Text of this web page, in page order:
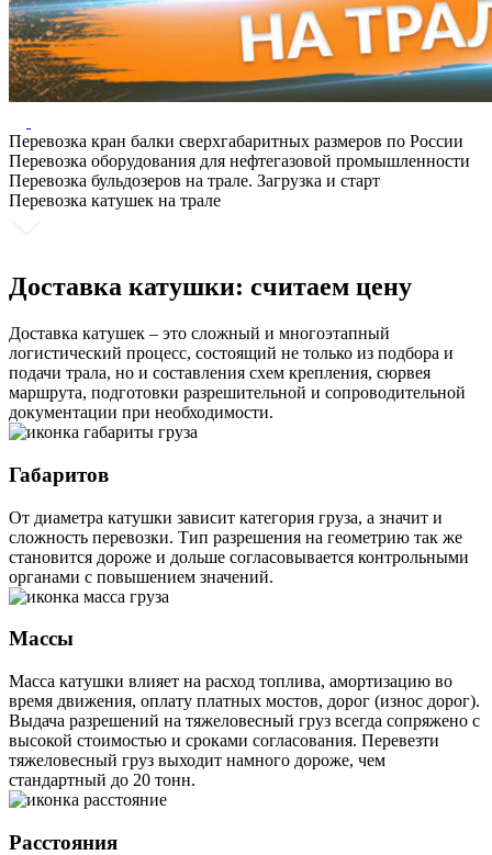
Перевозка кран балки сверхгабаритных размеров по России
Перевозка оборудования для нефтегазовой промышленности
Перевозка бульдозеров на трале. Загрузка и старт
Перевозка катушек на трале
Доставка катушки: считаем цену
Доставка катушек – это сложный и многоэтапный
логистический процесс, состоящий не только из подбора и
подачи трала, но и составления схем крепления, сюрвея
маршрута, подготовки разрешительной и сопроводительной
документации при необходимости.
Габаритов
От диаметра катушки зависит категория груза, а значит и
сложность перевозки. Тип разрешения на геометрию так же
становится дороже и дольше согласовывается контрольными
органами с повышением значений.
Массы
Масса катушки влияет на расход топлива, амортизацию во
время движения, оплату платных мостов, дорог (износ дорог).
Выдача разрешений на тяжеловесный груз всегда сопряжено с
высокой стоимостью и сроками согласования. Перевезти
тяжеловесный груз выходит намного дороже, чем
стандартный до 20 тонн.
Расстояния